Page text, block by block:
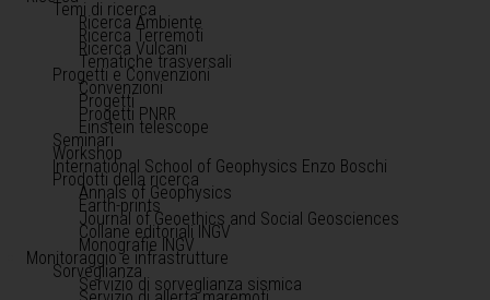
Temi di ricerca
Ricerca Ambiente
Ricerca Terremoti
Ricerca Vulcani
Tematiche trasversali
Progetti e Convenzioni
Convenzioni
Progetti
Progetti PNRR
Einstein telescope
Seminari
Workshop
International School of Geophysics Enzo Boschi
Prodotti della ricerca
Annals of Geophysics
Earth-prints
Journal of Geoethics and Social Geosciences
Collane editoriali INGV
Monografie INGV
Monitoraggio e infrastrutture
Sorveglianza
Servizio di sorveglianza sismica